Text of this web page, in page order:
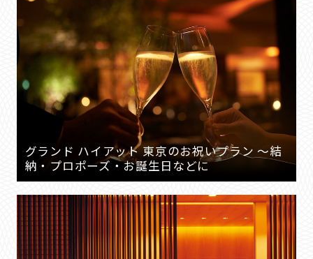
グランド ハイアット 東京のお祝いプラン ～結
納・プロポーズ・お誕生日などに